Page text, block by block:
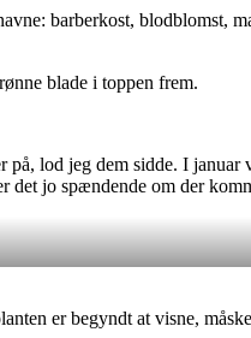
barberkost, blodblomst,
blade i toppen frem.
lod jeg dem sidde. I
det jo spændende om der
er begyndt at visne,